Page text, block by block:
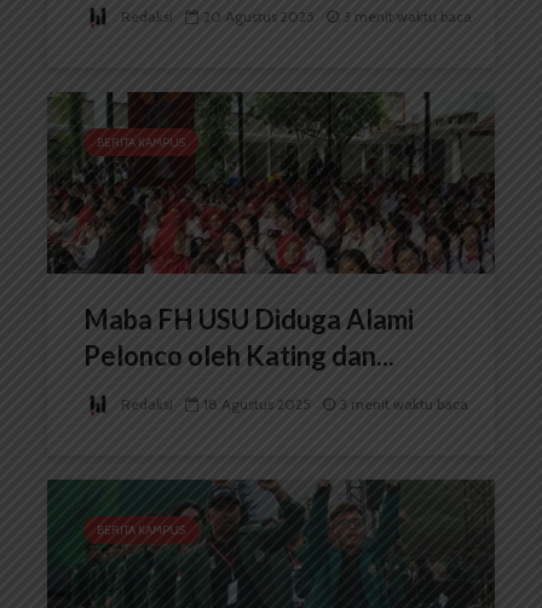
Redaksi 20 Agustus 2025 3 menit waktu baca
BERITA KAMPUS
Maba FH USU Diduga Alami
Pelonco oleh Kating dan...
Redaksi 18 Agustus 2025 3 menit waktu baca
BERITA KAMPUS